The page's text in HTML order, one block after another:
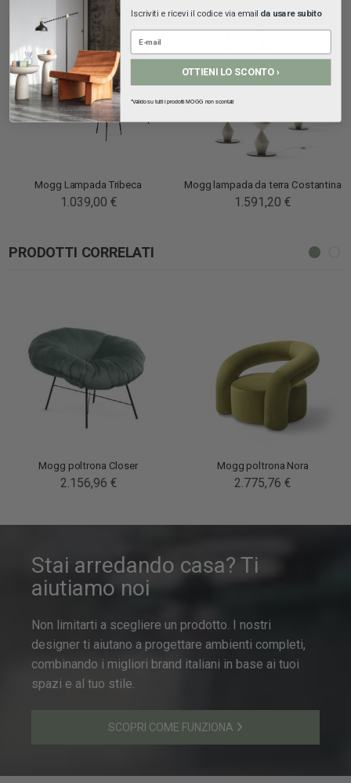
Mogg Lampada Tribeca
1.039,00 €
Mogg lampada da terra Costantina
1.591,20 €
PRODOTTI CORRELATI
Mogg poltrona Closer
2.156,96 €
Mogg poltrona Nora
2.775,76 €
Stai arredando casa? Ti
aiutiamo noi
Non limitarti a scegliere un prodotto. I nostri
designer ti aiutano a progettare ambienti completi,
combinando i migliori brand italiani in base ai tuoi
spazi e al tuo stile.
SCOPRI COME FUNZIONA
Iscriviti e ricevi il codice via email da usare subito
OTTIENI LO SCONTO ›
*Valido su tutti i prodotti MOGG non scontati